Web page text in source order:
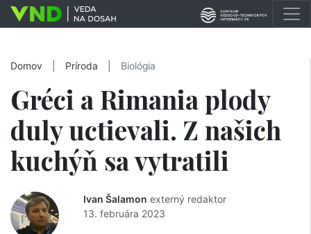
Domov Príroda Biológia
Gréci a Rimania plody
duly uctievali. Z našich
kuchýň sa vytratili
Ivan Šalamon externý redaktor
13. februára 2023